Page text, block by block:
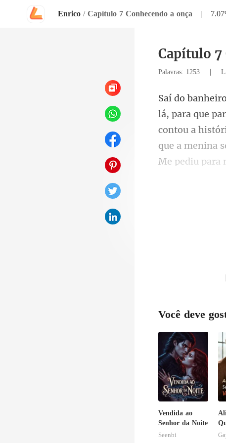
Enrico / Capítulo 7 Conhecendo a onça |
Capítulo 7
Palavras: 1253 |
contou a
Você deve
Vendida ao
Senhor da Noite
Seenbi